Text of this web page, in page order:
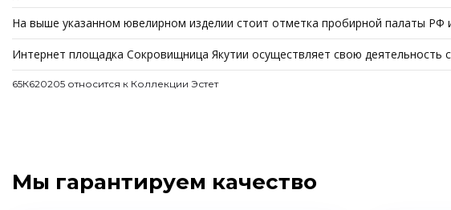
На выше указанном ювелирном изделии стоит отметка пробирной палаты РФ
Интернет площадка Сокровищница Якутии осуществляет свою
65К620205 относится к Коллекции Эстет
Мы гарантируем качество